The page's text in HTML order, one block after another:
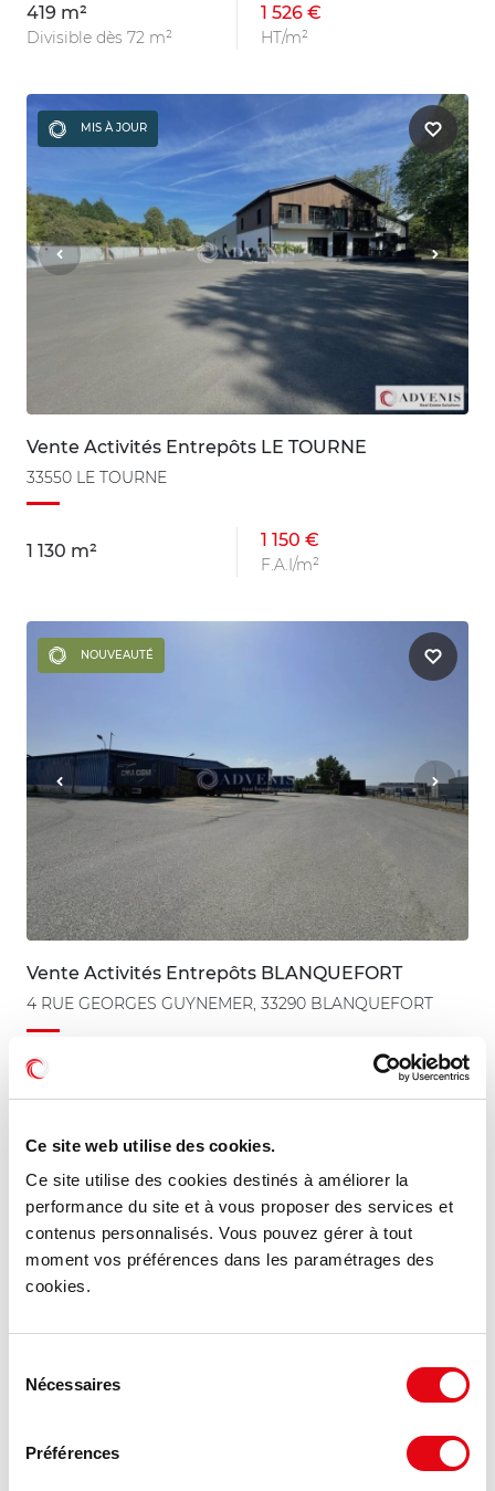
Ce site web utilise des cookies.
Ce site utilise des cookies destinés à améliorer la
performance du site et à vous proposer des services et
contenus personnalisés. Vous pouvez gérer à tout
moment vos préférences dans les paramétrages des
cookies.
Nécessaires
Préférences
419 m²
Divisible dès 72 m²
1 526 €
HT/m²
MIS À JOUR
Vente Activités Entrepôts LE TOURNE
33550 LE TOURNE
1 130 m²
1 150 €
F.A.I/m²
NOUVEAUTÉ
Vente Activités Entrepôts BLANQUEFORT
4 RUE GEORGES GUYNEMER, 33290 BLANQUEFORT
3 000 m²
NOUVEAUTÉ